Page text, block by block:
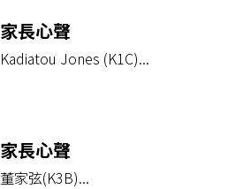
家長心聲
Kadiatou Jones (K1C)...
家長心聲
董家弦(K3B)...